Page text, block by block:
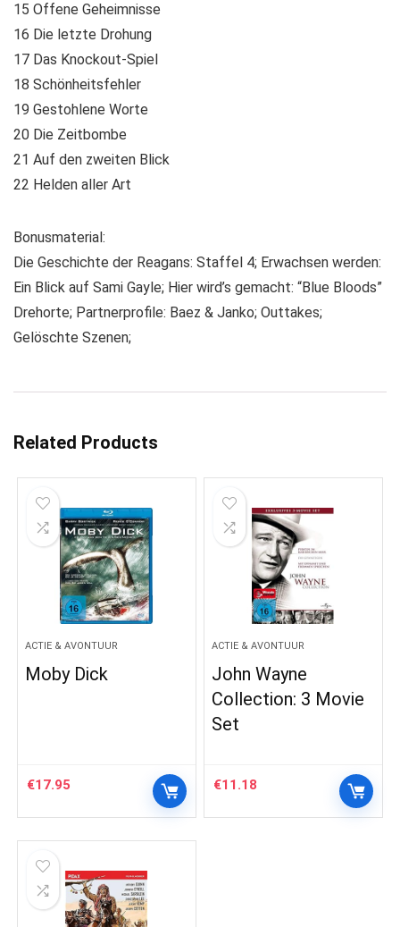
15 Offene Geheimnisse
16 Die letzte Drohung
17 Das Knockout-Spiel
18 Schönheitsfehler
19 Gestohlene Worte
20 Die Zeitbombe
21 Auf den zweiten Blick
22 Helden aller Art
Bonusmaterial:
Die Geschichte der Reagans: Staffel 4; Erwachsen werden:
Ein Blick auf Sami Gayle; Hier wird’s gemacht: “Blue Bloods”
Drehorte; Partnerprofile: Baez & Janko; Outtakes;
Gelöschte Szenen;
Related Products
ACTIE & AVONTUUR
Moby Dick
€17.95
ACTIE & AVONTUUR
John Wayne
Collection: 3 Movie
Set
€11.18